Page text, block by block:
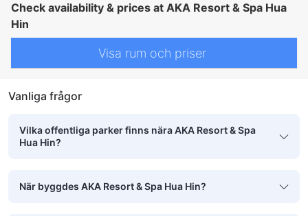
Check availability & prices at AKA Resort & Spa Hua
Hin
Visa rum och priser
Vanliga frågor
Vilka offentliga parker finns nära AKA Resort & Spa
Hua Hin?
När byggdes AKA Resort & Spa Hua Hin?